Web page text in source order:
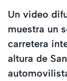
Un video
muestra un
carretera
altura de